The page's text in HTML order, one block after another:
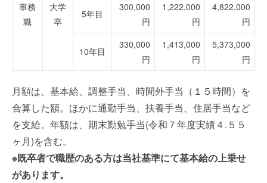
事務
職
大学
卒
5年目
300,000
円
1,222,000
円
4,822,000
円
10年目
330,000
円
1,413,000
円
5,373,000
円
月額は、基本給、調整手当、時間外手当（１５時間）を
合算した額。ほかに通勤手当、扶養手当、住居手当など
を支給。年額は、期末勤勉手当(令和７年度実績４.５５
ヶ月)を含む。
※既卒者で職歴のある方は当社基準にて基本給の上乗せ
があります。